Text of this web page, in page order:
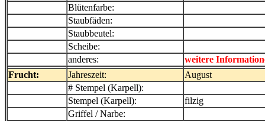
Blütenfarbe:
Staubfäden:
Staubbeutel:
Scheibe:
anderes:
weitere
Frucht:
Jahreszeit:
August
# Stempel (Karpell):
Stempel (Karpell):
filzig
Griffel / Narbe: